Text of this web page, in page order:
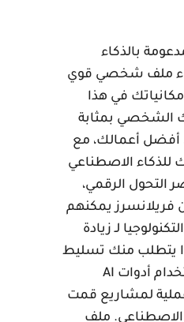
بالذكاء
ملف شخصي قوي
في هذا
بمثابة
أعمالك، مع
الاصطناعي
الرقمي،
يمكنهم
لـ زيادة
يتطلب منك تسليط
الضوء على تجاربك في استخدام أدوات AI
لمشاريع قمت
ملف